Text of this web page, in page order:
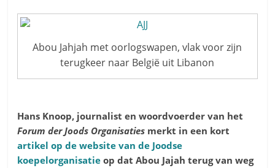
Abou Jahjah met oorlogswapen, vlak voor zijn
terugkeer naar België uit Libanon
Hans Knoop, journalist en woordvoerder van het
Forum der Joods Organisaties merkt in een kort
artikel op de website van de Joodse
koepelorganisatie op dat Abou Jajah terug van weg